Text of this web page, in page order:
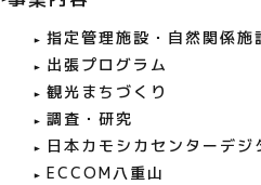
指定管理施設・自然関係施
出張プログラム
観光まちづくり
調査・研究
日本カモシカセンターデジ
ECCOM八重山